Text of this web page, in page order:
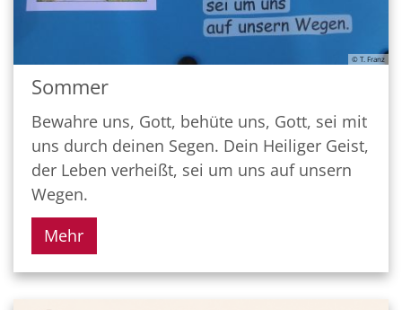
© T. Franz
Sommer
Bewahre uns, Gott, behüte uns, Gott, sei mit
uns durch deinen Segen. Dein Heiliger Geist,
der Leben verheißt, sei um uns auf unsern
Wegen.
Mehr